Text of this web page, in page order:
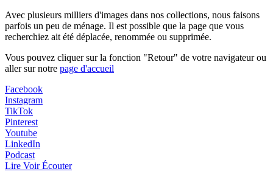
Avec plusieurs milliers d'images dans nos collections, nous faisons
parfois un peu de ménage. Il est possible que la page que vous
recherchiez ait été déplacée, renommée ou supprimée.
Vous pouvez cliquer sur la fonction "Retour" de votre navigateur ou
aller sur notre page d'accueil
Facebook
Instagram
TikTok
Pinterest
Youtube
LinkedIn
Podcast
Lire Voir Écouter